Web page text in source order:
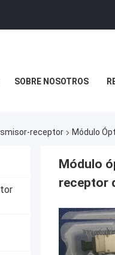
SOBRE NOSOTROS
receptor Módulo
Módulo
receptor